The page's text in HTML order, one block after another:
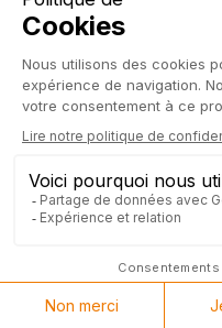
Le Huawei eKit
GPON (Gigabit
miniaturiséeconçue
accessible et
boutiques.
grandes
été miniaturisée